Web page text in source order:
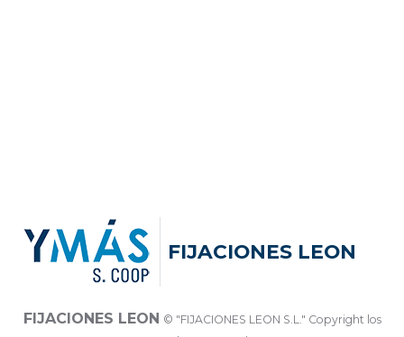
FIJACIONES LEON
FIJACIONES LEON © "FIJACIONES LEON S.L." Copyright los